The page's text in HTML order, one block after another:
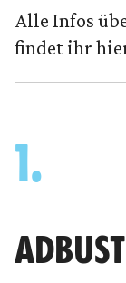
Alle Infos
findet ihr
1.